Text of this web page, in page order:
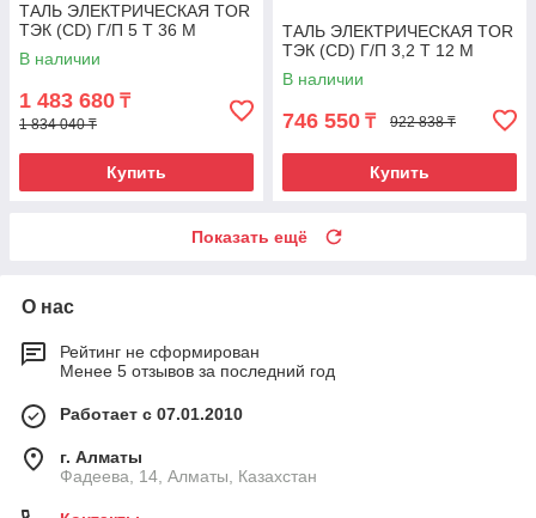
ТАЛЬ ЭЛЕКТРИЧЕСКАЯ TOR
ТЭК (CD) Г/П 5 Т 36 М
В наличии
1 483 680 ₸
1 834 040 ₸
Купить
ТАЛЬ ЭЛЕКТРИЧЕСКАЯ TOR
ТЭК (CD) Г/П 3,2 Т 12 М
В наличии
746 550 ₸ 922 838 ₸
Купить
Показать ещё
О нас
Рейтинг не сформирован
Менее 5 отзывов за последний год
Работает с 07.01.2010
г. Алматы
Фадеева, 14, Алматы, Казахстан